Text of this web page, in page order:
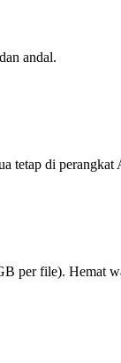
andal.
tetap di perangkat
per file). Hemat